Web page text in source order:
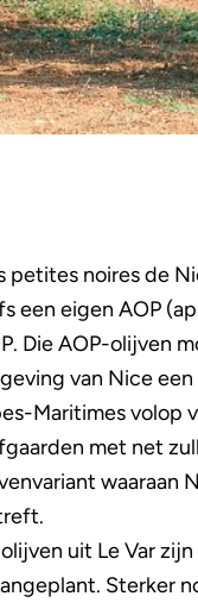
petites noires de
een eigen AOP
Die AOP-olijven
van Nice
Maritimes volop
met net
waaraan
uit Le Var
Sterker